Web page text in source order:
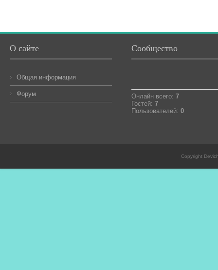
О сайте
Общая информация
Форум
Сообщество
Онлайн всего: 7
Гостей: 7
Пользователей: 0
Copyright